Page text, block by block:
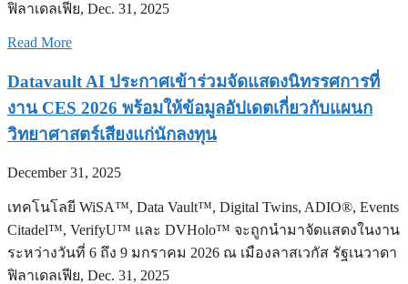
ฟิลาเดลเฟีย, Dec. 31, 2025
Read More
Datavault AI ประกาศเข้าร่วมจัดแสดงนิทรรศการที่
งาน CES 2026 พร้อมให้ข้อมูลอัปเดตเกี่ยวกับแผนก
วิทยาศาสตร์เสียงแก่นักลงทุน
December 31, 2025
เทคโนโลยี WiSA™, Data Vault™, Digital Twins, ADIO®, Events
Citadel™, VerifyU™ และ DVHolo™ จะถูกนำมาจัดแสดงในงาน
ระหว่างวันที่ 6 ถึง 9 มกราคม 2026 ณ เมืองลาสเวกัส รัฐเนวาดา
ฟิลาเดลเฟีย, Dec. 31, 2025